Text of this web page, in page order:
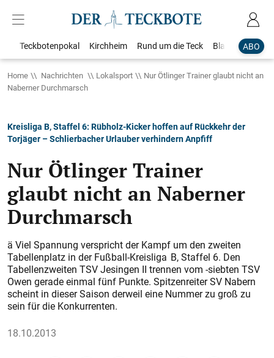
ABO
Teckbotenpokal Kirchheim Rund um die Teck Blaulicht
Home Nachrichten Lokalsport
Nur Ötlinger Trainer glaubt nicht an
Naberner Durchmarsch​
Kreisliga B, Staffel 6: Rübholz-Kicker hoffen auf Rückkehr der
Torjäger – Schlierbacher Urlauber verhindern Anpfiff
Nur Ötlinger Trainer
glaubt nicht an Naberner
Durchmarsch​
ä Viel Spannung verspricht der Kampf um den zweiten
Tabellenplatz in der Fußball-Kreisliga B, Staffel 6. Den
Tabellenzweiten TSV Jesingen II trennen vom -siebten TSV
Owen gerade einmal fünf Punkte. Spitzenreiter SV Nabern
scheint in dieser Saison derweil eine Nummer zu groß zu
sein für die Konkurrenten.
18.10.2013